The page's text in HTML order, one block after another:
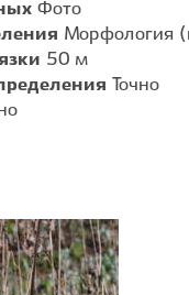
Фото
Морфология
50 м
Точно